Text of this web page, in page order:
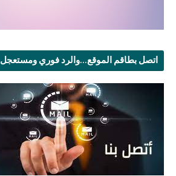
اتصل بطاقم الموقع...والرد فوري ومستعجل